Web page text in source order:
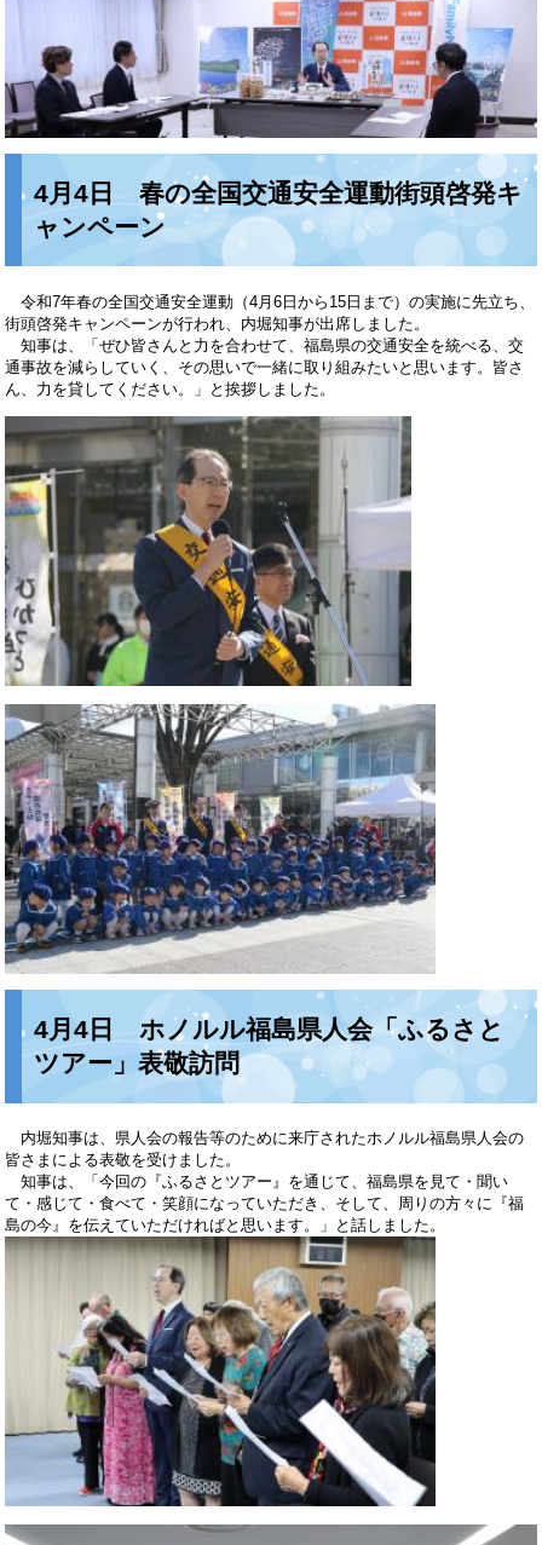
4月4日 春の全国交通安全運動街頭啓発キ
ャンペーン
令和7年春の全国交通安全運動（4月6日から15日まで）の実施に先立ち、
街頭啓発キャンペーンが行われ、内堀知事が出席しました。
知事は、「ぜひ皆さんと力を合わせて、福島県の交通安全を統べる、交
通事故を減らしていく、その思いで一緒に取り組みたいと思います。皆さ
ん、力を貸してください。」と挨拶しました。
4月4日 ホノルル福島県人会「ふるさと
ツアー」表敬訪問
内堀知事は、県人会の報告等のために来庁されたホノルル福島県人会の
皆さまによる表敬を受けました。
知事は、「今回の『ふるさとツアー』を通じて、福島県を見て・聞い
て・感じて・食べて・笑顔になっていただき、そして、周りの方々に『福
島の今』を伝えていただければと思います。」と話しました。